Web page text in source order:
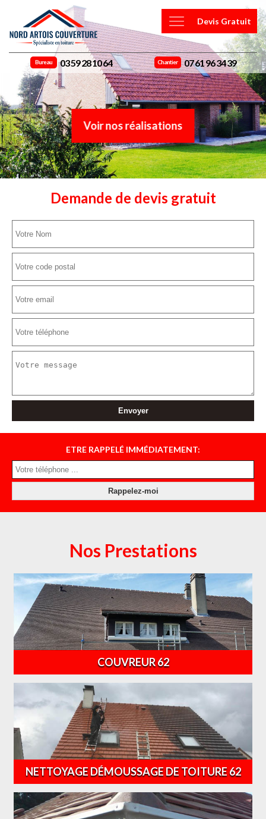
Devis Gratuit
Bureau 03 59 28 10 64 Chantier 07 61 96 34 39
Voir nos réalisations
Demande de devis gratuit
ETRE RAPPELÉ IMMÉDIATEMENT:
Nos Prestations
COUVREUR 62
NETTOYAGE DÉMOUSSAGE DE TOITURE 62